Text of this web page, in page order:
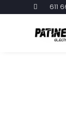
 611